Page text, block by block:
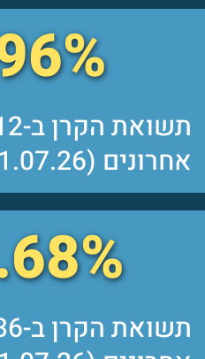
אחרונים (01.08.25-31.07.26)